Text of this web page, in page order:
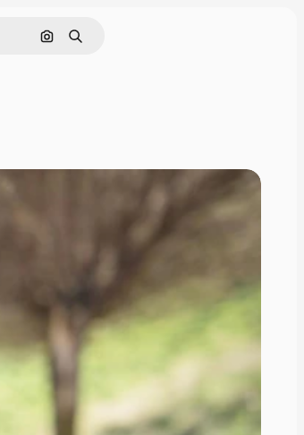
Pesquisar por imagem
Buscar